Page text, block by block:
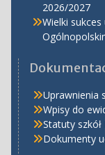
2026/2027
Wielki
Uprawnienia
Wpisy do
Statuty szkół
Dokumenty